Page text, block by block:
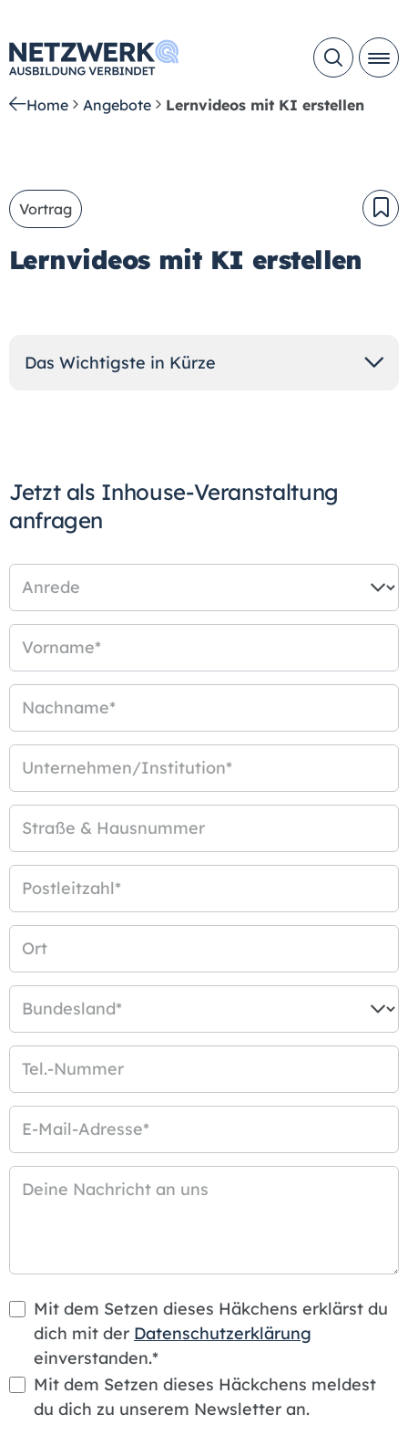
Home Angebote Lernvideos mit KI erstellen
Vortrag
Lernvideos mit KI erstellen
Das Wichtigste in Kürze
Jetzt als Inhouse-Veranstaltung
anfragen
Anrede
Vorname*
Nachname*
Unternehmen/Institution*
Straße & Hausnummer
Postleitzahl*
Ort
Bundesland*
Tel.-Nummer
E-Mail-Adresse*
Deine Nachricht an uns
Mit dem Setzen dieses Häkchens erklärst du
dich mit der Datenschutzerklärung
einverstanden.*
Mit dem Setzen dieses Häckchens meldest
du dich zu unserem Newsletter an.